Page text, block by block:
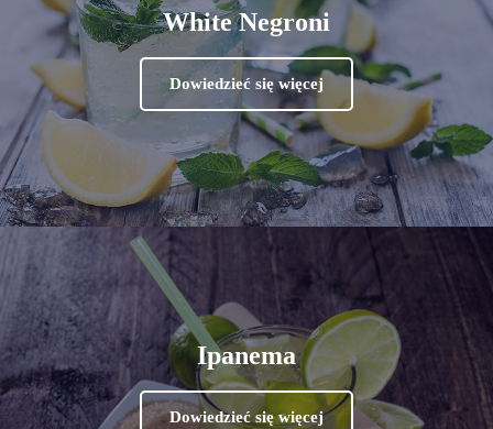
White Negroni
Dowiedzieć się więcej
Ipanema
Dowiedzieć się więcej